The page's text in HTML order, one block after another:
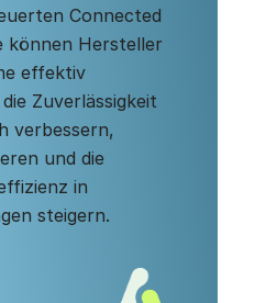
Connected
können Hersteller
effektiv
Zuverlässigkeit
verbessern,
und die
in
steigern.